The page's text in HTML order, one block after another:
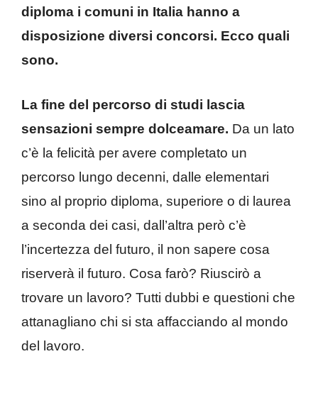
diploma i comuni in Italia hanno a
disposizione diversi concorsi. Ecco quali
sono.
La fine del percorso di studi lascia
sensazioni sempre dolceamare. Da un lato
c’è la felicità per avere completato un
percorso lungo decenni, dalle elementari
sino al proprio diploma, superiore o di laurea
a seconda dei casi, dall’altra però c’è
l’incertezza del futuro, il non sapere cosa
riserverà il futuro. Cosa farò? Riuscirò a
trovare un lavoro? Tutti dubbi e questioni che
attanagliano chi si sta affacciando al mondo
del lavoro.